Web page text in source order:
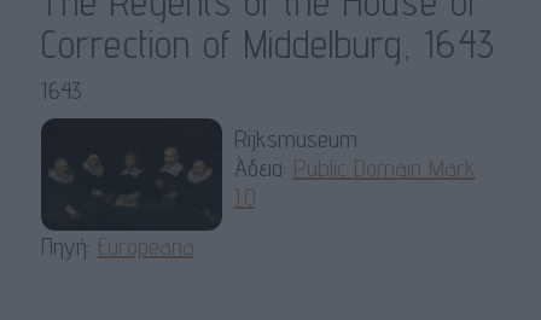
Correction of Middelburg, 1643
1643
Rijksmuseum
Άδεια: Public Domain Mark
1.0
Πηγή: Europeana